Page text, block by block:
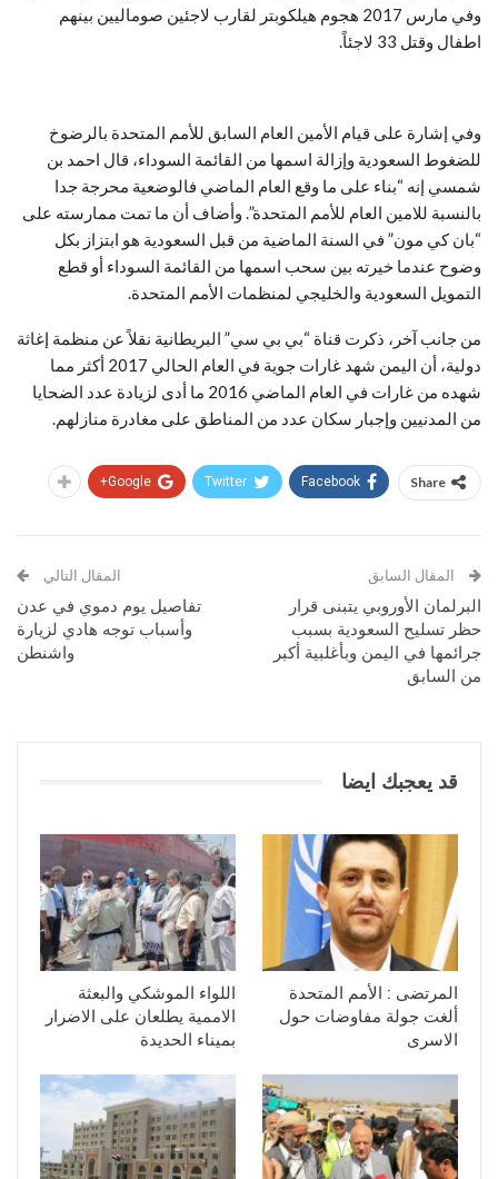
وفي مارس 2017 هجوم هيلكوبتر لقارب لاجئين صوماليين بينهم
اطفال وقتل 33 لاجئاً.
وفي إشارة على قيام الأمين العام السابق للأمم المتحدة بالرضوخ
للضغوط السعودية وإزالة اسمها من القائمة السوداء، قال احمد بن
شمسي إنه “بناء على ما وقع العام الماضي فالوضعية محرجة جدا
بالنسبة للامين العام للأمم المتحدة”. وأضاف أن ما تمت ممارسته على
“بان كي مون” في السنة الماضية من قبل السعودية هو ابتزاز بكل
وضوح عندما خيرته بين سحب اسمها من القائمة السوداء أو قطع
التمويل السعودية والخليجي لمنظمات الأمم المتحدة.
من جانب آخر، ذكرت قناة “بي بي سي” البريطانية نقلاً عن منظمة إغاثة
دولية، أن اليمن شهد غارات جوية في العام الحالي 2017 أكثر مما
شهده من غارات في العام الماضي 2016 ما أدى لزيادة عدد الضحايا
من المدنيين وإجبار سكان عدد من المناطق على مغادرة منازلهم.
Share
Facebook
Twitter
Google+
المقال السابق
البرلمان الأوروبي يتبنى قرار
حظر تسليح السعودية بسبب
جرائمها في اليمن وبأغلبية أكبر
من السابق
المقال التالي
تفاصيل يوم دموي في عدن
وأسباب توجه هادي لزيارة
واشنطن
قد يعجبك ايضا
المرتضى : الأمم المتحدة
ألغت جولة مفاوضات حول
الاسرى
اللواء الموشكي والبعثة
الاممية يطلعان على الاضرار
بميناء الحديدة